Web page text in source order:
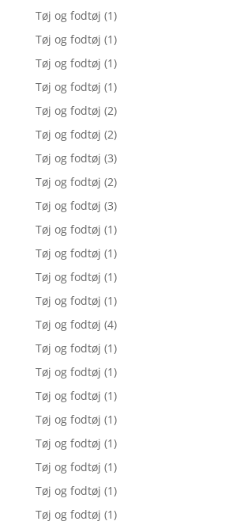
Tøj og fodtøj (1)
Tøj og fodtøj (1)
Tøj og fodtøj (1)
Tøj og fodtøj (1)
Tøj og fodtøj (2)
Tøj og fodtøj (2)
Tøj og fodtøj (3)
Tøj og fodtøj (2)
Tøj og fodtøj (3)
Tøj og fodtøj (1)
Tøj og fodtøj (1)
Tøj og fodtøj (1)
Tøj og fodtøj (1)
Tøj og fodtøj (4)
Tøj og fodtøj (1)
Tøj og fodtøj (1)
Tøj og fodtøj (1)
Tøj og fodtøj (1)
Tøj og fodtøj (1)
Tøj og fodtøj (1)
Tøj og fodtøj (1)
Tøj og fodtøj (1)